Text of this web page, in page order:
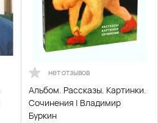
нет отзывов
Альбом. Рассказы. Картинки.
Сочинения | Владимир
Буркин